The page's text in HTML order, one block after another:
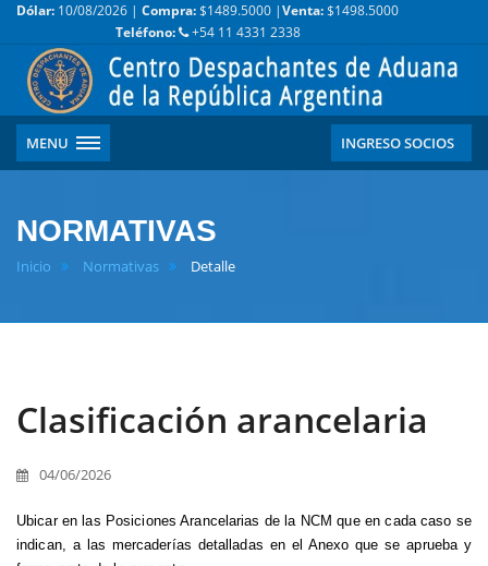
Dólar: 10/08/2026 | Compra:$1489.5000 |Venta:$1498.5000
Teléfono:
+54 11 4331 2338
MENU INGRESO SOCIOS
NORMATIVAS
Inicio Normativas Detalle
Clasificación arancelaria
04/06/2026
Ubicar en las Posiciones Arancelarias de la NCM que en cada caso se
indican, a las mercaderías detalladas en el Anexo que se aprueba y